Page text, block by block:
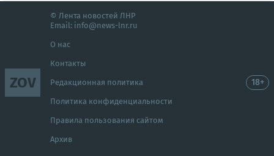
ZOV
© Лента новостей ЛНР
Email: info@news-lnr.ru
О нас
Контакты
Редакционная политика
Политика конфиденциальности
Правила пользования сайтом
Архив
18+